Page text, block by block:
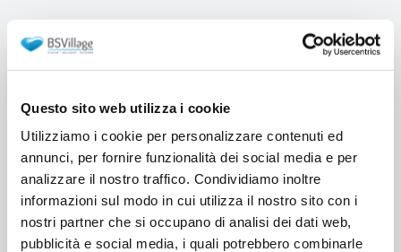
Questo sito web utilizza i cookie
Utilizziamo i cookie per personalizzare contenuti ed
annunci, per fornire funzionalità dei social media e per
analizzare il nostro traffico. Condividiamo inoltre
informazioni sul modo in cui utilizza il nostro sito con i
nostri partner che si occupano di analisi dei dati web,
pubblicità e social media, i quali potrebbero combinarle
GuidaLa Mia Piscina
Hai già una piscina?
Allora scarica questa guida per mantenerla sempre al
meglio!